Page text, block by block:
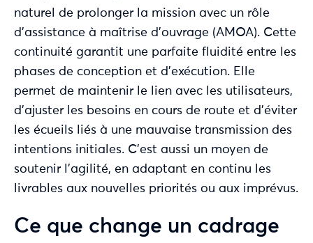
naturel de prolonger la mission avec un rôle
d’assistance à maîtrise d’ouvrage (AMOA). Cette
continuité garantit une parfaite fluidité entre les
phases de conception et d’exécution. Elle
permet de maintenir le lien avec les utilisateurs,
d’ajuster les besoins en cours de route et d’éviter
les écueils liés à une mauvaise transmission des
intentions initiales. C’est aussi un moyen de
soutenir l’agilité, en adaptant en continu les
livrables aux nouvelles priorités ou aux imprévus.
Ce que change un cadrage